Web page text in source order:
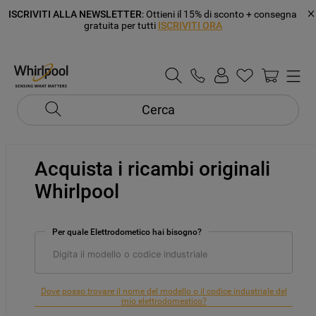
ISCRIVITI ALLA NEWSLETTER: Ottieni il 15% di sconto + consegna
gratuita per tutti ISCRIVITI ORA
Cerca
Acquista i ricambi originali
Whirlpool
Per quale Elettrodometico hai bisogno?
Dove posso trovare il nome del modello o il codice industriale del
mio elettrodomestico?